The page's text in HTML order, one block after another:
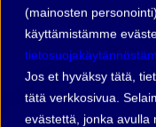
(mainosten
käyttämistämme
Jos et hyväksy tätä,
tätä verkkosivua.
evästettä, jonka avulla